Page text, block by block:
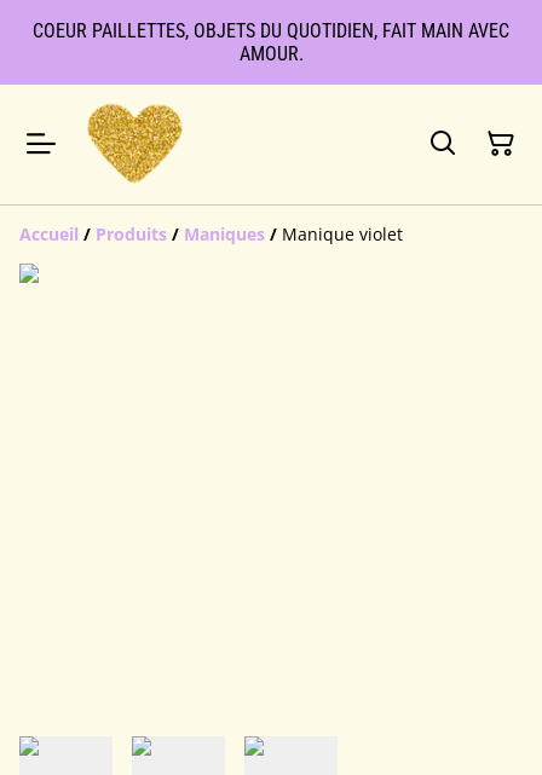
COEUR PAILLETTES, OBJETS DU QUOTIDIEN, FAIT MAIN AVEC
AMOUR.
Accueil / Produits / Maniques / Manique violet